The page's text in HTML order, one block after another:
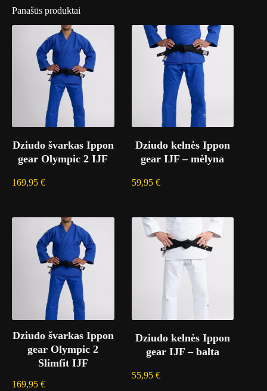
Panašūs produktai
Dziudo švarkas Ippon
gear Olympic 2 IJF
169,95 €
Dziudo kelnės Ippon
gear IJF – mėlyna
59,95 €
Dziudo švarkas Ippon
gear Olympic 2
Slimfit IJF
169,95 €
Dziudo kelnės Ippon
gear IJF – balta
55,95 €